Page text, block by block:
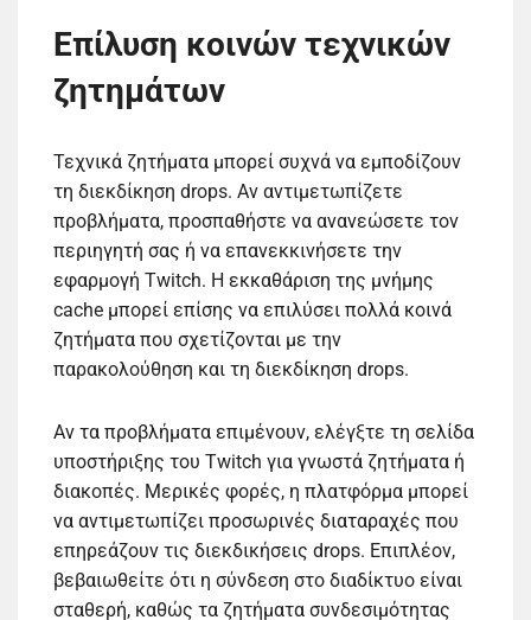
Επίλυση κοινών τεχνικών
ζητημάτων
Τεχνικά ζητήματα μπορεί συχνά να εμποδίζουν
τη διεκδίκηση drops. Αν αντιμετωπίζετε
προβλήματα, προσπαθήστε να ανανεώσετε τον
περιηγητή σας ή να επανεκκινήσετε την
εφαρμογή Twitch. Η εκκαθάριση της μνήμης
cache μπορεί επίσης να επιλύσει πολλά κοινά
ζητήματα που σχετίζονται με την
παρακολούθηση και τη διεκδίκηση drops.
Αν τα προβλήματα επιμένουν, ελέγξτε τη σελίδα
υποστήριξης του Twitch για γνωστά ζητήματα ή
διακοπές. Μερικές φορές, η πλατφόρμα μπορεί
να αντιμετωπίζει προσωρινές διαταραχές που
επηρεάζουν τις διεκδικήσεις drops. Επιπλέον,
βεβαιωθείτε ότι η σύνδεση στο διαδίκτυο είναι
σταθερή, καθώς τα ζητήματα συνδεσιμότητας